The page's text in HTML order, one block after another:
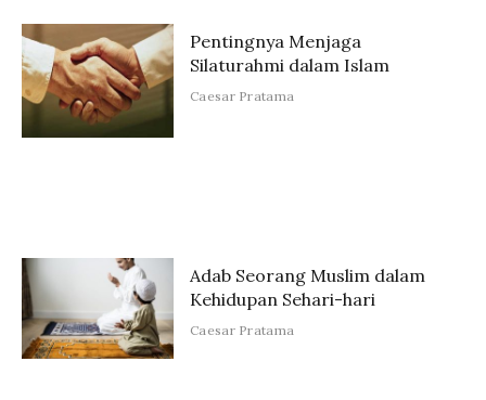
Pentingnya Menjaga
Silaturahmi dalam Islam
Caesar Pratama
Adab Seorang Muslim dalam
Kehidupan Sehari-hari
Caesar Pratama